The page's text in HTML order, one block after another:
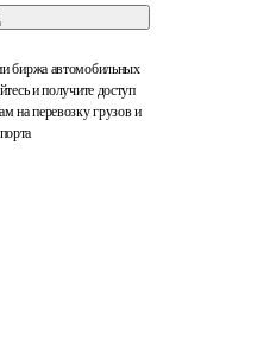
биржа автомобильных
и получите доступ
на перевозку грузов и